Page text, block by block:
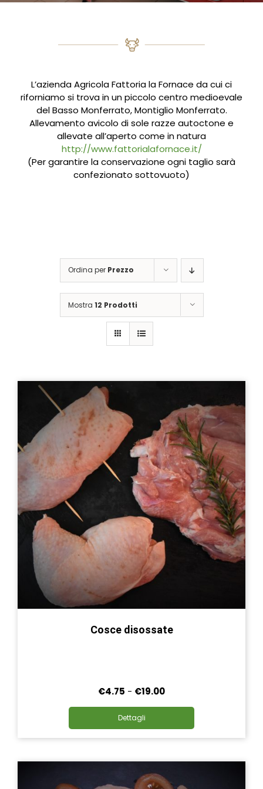
L’azienda Agricola Fattoria la Fornace da cui ci
riforniamo si trova in un piccolo centro medioevale
del Basso Monferrato, Montiglio Monferrato.
Allevamento avicolo di sole razze autoctone e
allevate all’aperto come in natura
http://www.fattorialafornace.it/
(Per garantire la conservazione ogni taglio sarà
confezionato sottovuoto)
Ordina per Prezzo
Mostra 12 Prodotti
Cosce disossate
€4.75 - €19.00Fascia
da
€4.75
ha
varianti.
Dettagli